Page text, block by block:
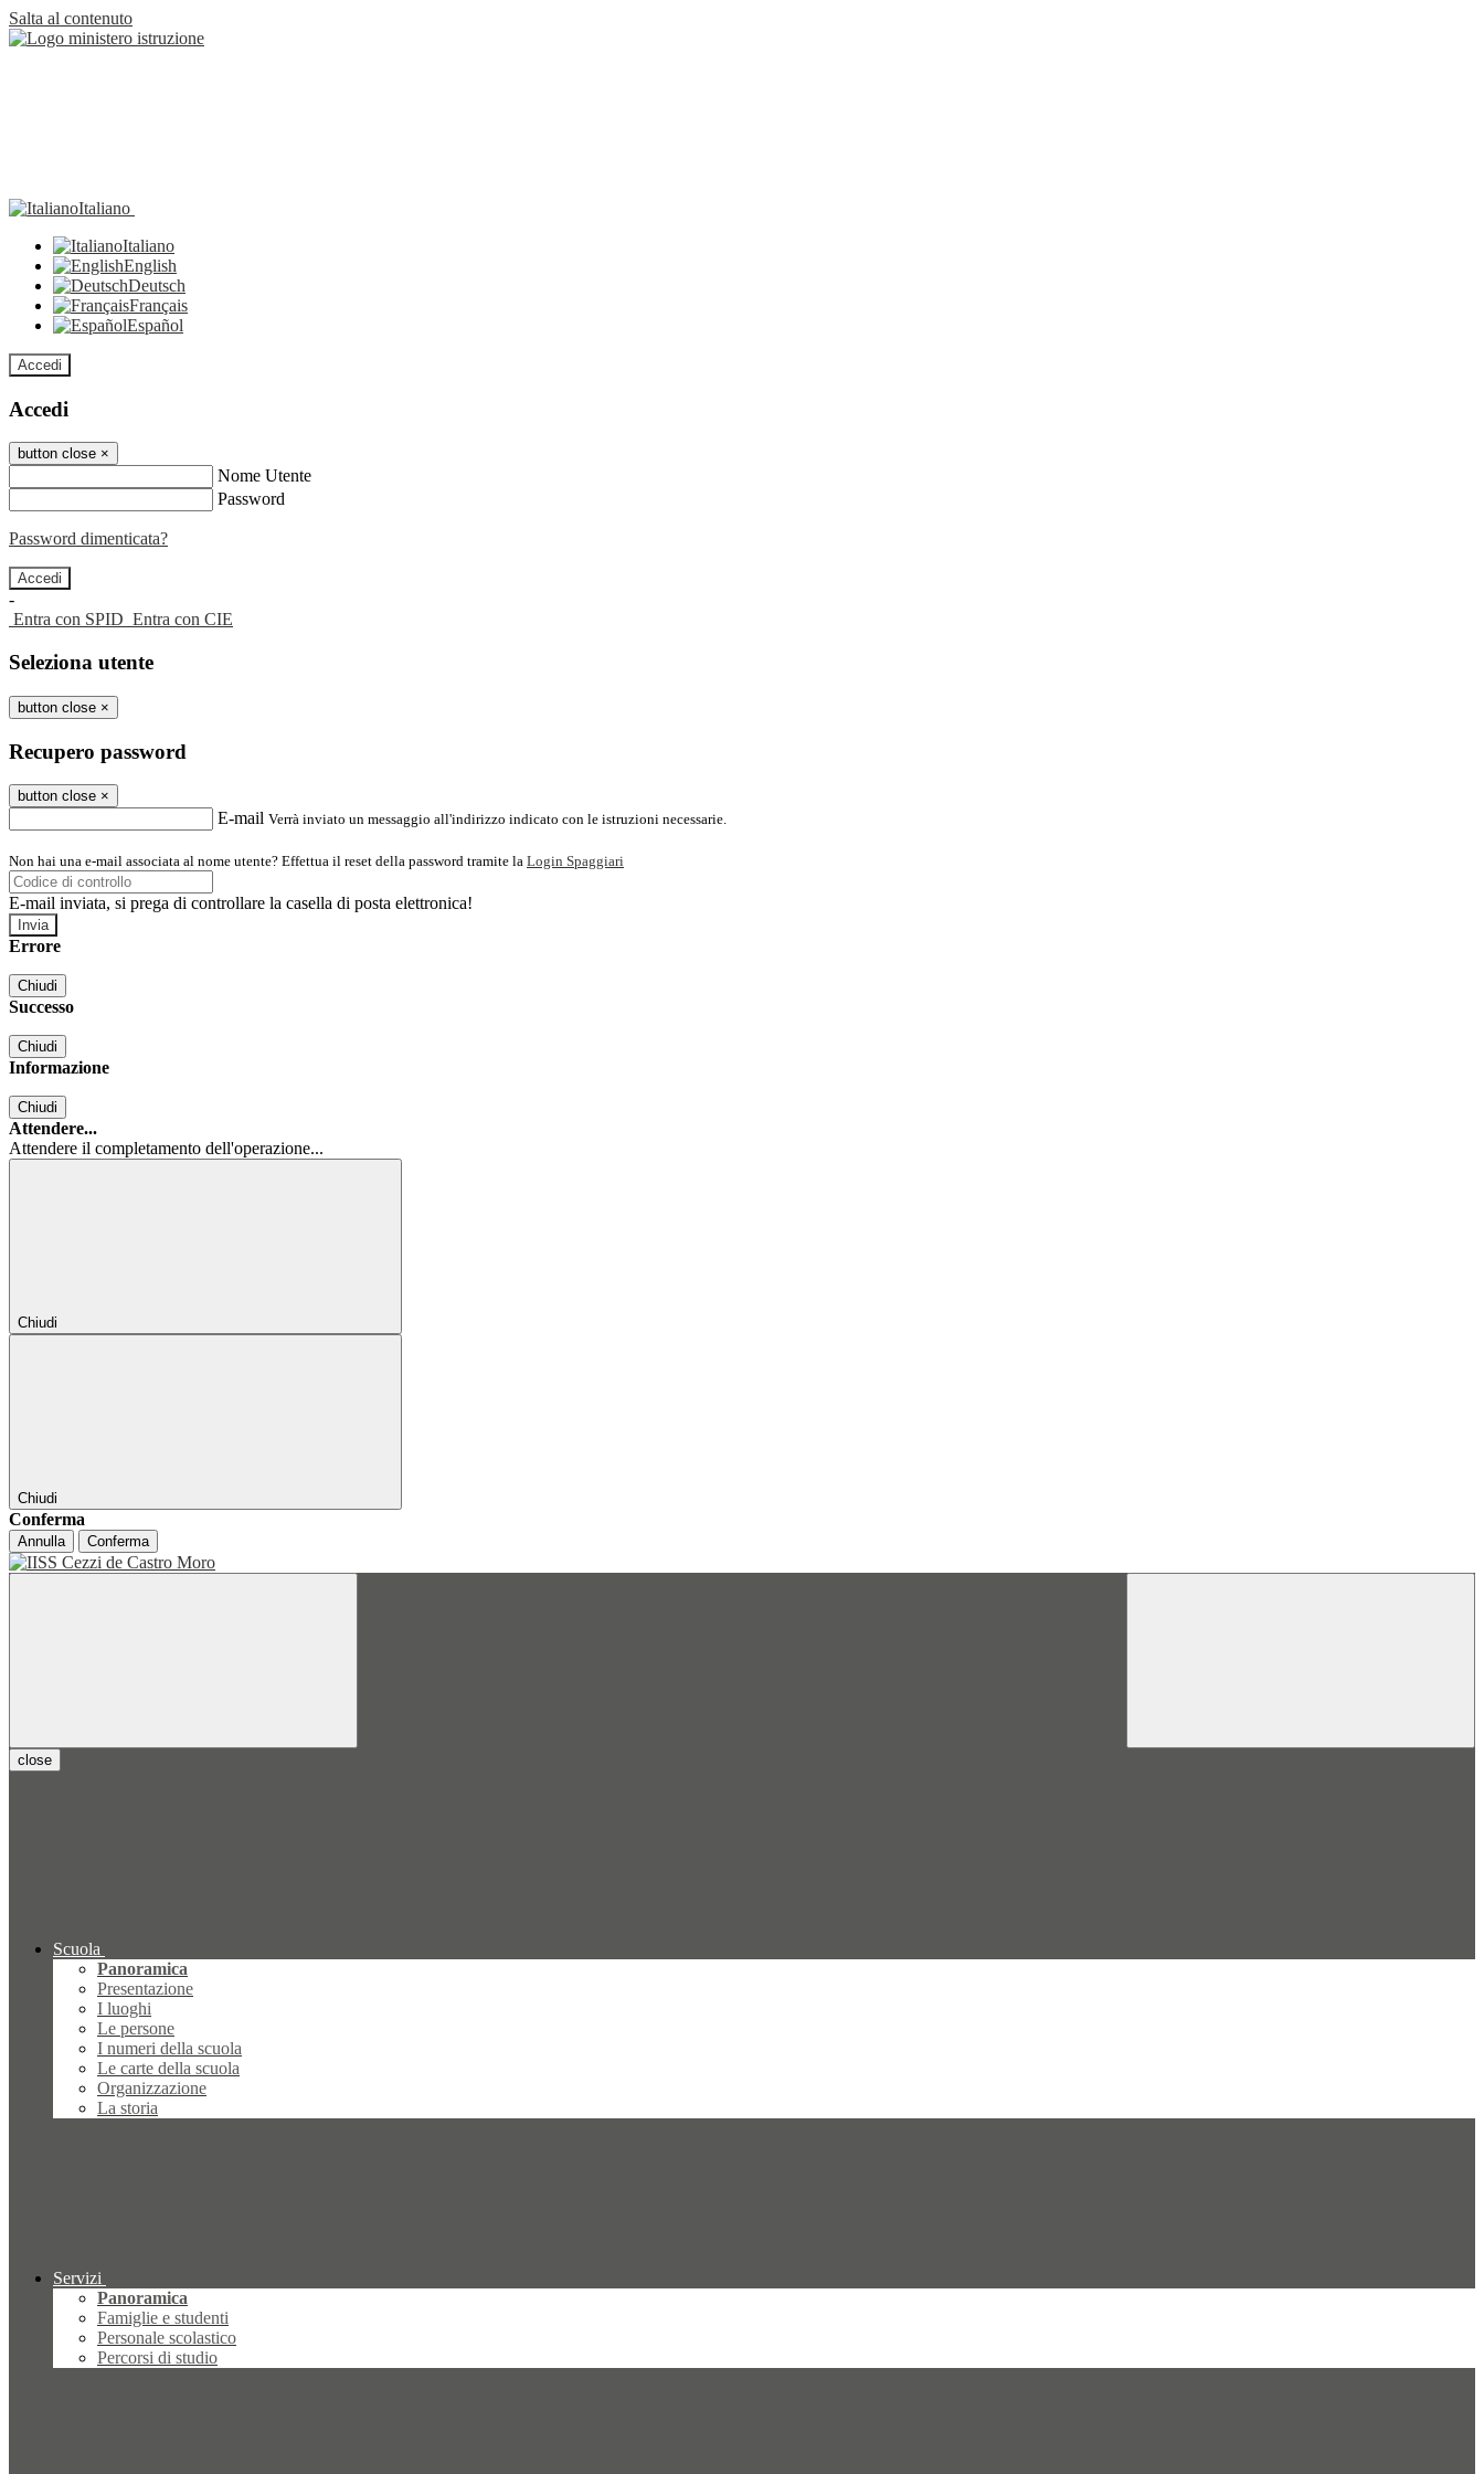
Salta al contenuto
Italiano
Italiano
English
Deutsch
Français
Español
Accedi
Accedi
button close ×
Nome Utente
Password
Password dimenticata?
-
Entra con SPID Entra con CIE
Seleziona utente
button close ×
Recupero password
button close ×
E-mail Verrà inviato un messaggio all'indirizzo indicato con le istruzioni necessarie.
Non hai una e-mail associata al nome utente? Effettua il reset della password tramite la Login Spaggiari
E-mail inviata, si prega di controllare la casella di posta elettronica!
Errore
Chiudi
Successo
Chiudi
Informazione
Chiudi
Attendere...
Attendere il completamento dell'operazione...
Chiudi
Chiudi
Conferma
Annulla Conferma
close
Scuola
Panoramica
Presentazione
I luoghi
Le persone
I numeri della scuola
Le carte della scuola
Organizzazione
La storia
Servizi
Panoramica
Famiglie e studenti
Personale scolastico
Percorsi di studio